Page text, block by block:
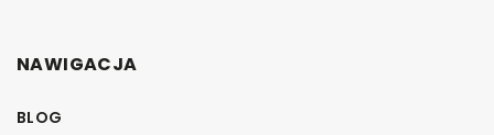
NAWIGACJA
BLOG